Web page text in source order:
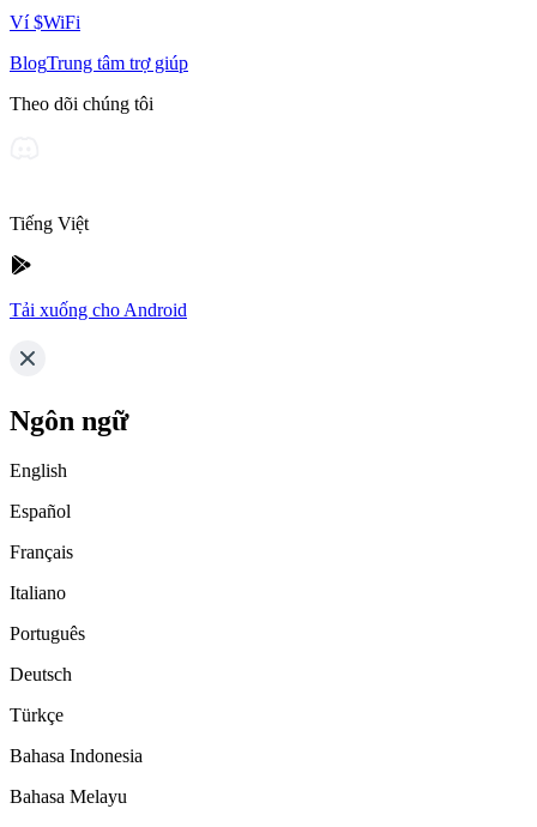
Ví $WiFi
BlogTrung tâm trợ giúp
Theo dõi chúng tôi
Tiếng Việt
Tải xuống cho Android
Ngôn ngữ
English
Español
Français
Italiano
Português
Deutsch
Türkçe
Bahasa Indonesia
Bahasa Melayu